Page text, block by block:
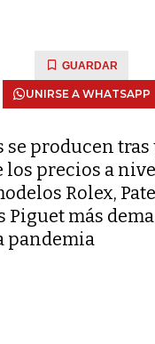
GUARDAR
UNIRSE A WHATSAPP
se producen
los precios a
Rolex,
Piguet más
pandemia